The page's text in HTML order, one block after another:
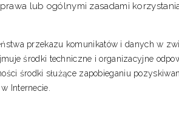
lub ogólnymi zasadami
przekazu komunikatów i danych w
środki techniczne i organizacyjne
środki służące zapobieganiu
Internecie.